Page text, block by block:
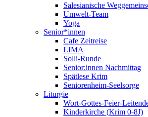
Salesianische
Umwelt-Team
Yoga
Senior*innen
Cafe Zeitreise
LIMA
Solli-Runde
Senior:innen Nachmittag
Spätlese Krim
Seniorenheim-Seelsorge
Liturgie
Wort-Gottes-Feier-
Kinderkirche (Krim 0-8J)